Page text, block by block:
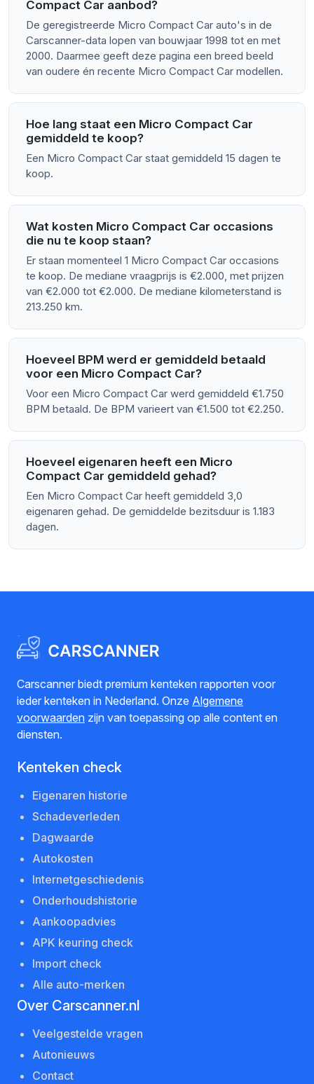
Compact Car aanbod?
De geregistreerde Micro Compact Car auto's in de
Carscanner-data lopen van bouwjaar 1998 tot en met
2000. Daarmee geeft deze pagina een breed beeld
van oudere én recente Micro Compact Car modellen.
Hoe lang staat een Micro Compact Car
gemiddeld te koop?
Een Micro Compact Car staat gemiddeld 15 dagen te
koop.
Wat kosten Micro Compact Car occasions
die nu te koop staan?
Er staan momenteel 1 Micro Compact Car occasions
te koop. De mediane vraagprijs is €2.000, met prijzen
van €2.000 tot €2.000. De mediane kilometerstand is
213.250 km.
Hoeveel BPM werd er gemiddeld betaald
voor een Micro Compact Car?
Voor een Micro Compact Car werd gemiddeld €1.750
BPM betaald. De BPM varieert van €1.500 tot €2.250.
Hoeveel eigenaren heeft een Micro
Compact Car gemiddeld gehad?
Een Micro Compact Car heeft gemiddeld 3,0
eigenaren gehad. De gemiddelde bezitsduur is 1.183
dagen.
Carscanner biedt premium kenteken rapporten voor
ieder kenteken in Nederland. Onze Algemene
voorwaarden zijn van toepassing op alle content en
diensten.
Kenteken check
Eigenaren historie
Schadeverleden
Dagwaarde
Autokosten
Internetgeschiedenis
Onderhoudshistorie
Aankoopadvies
APK keuring check
Import check
Alle auto-merken
Over Carscanner.nl
Veelgestelde vragen
Autonieuws
Contact